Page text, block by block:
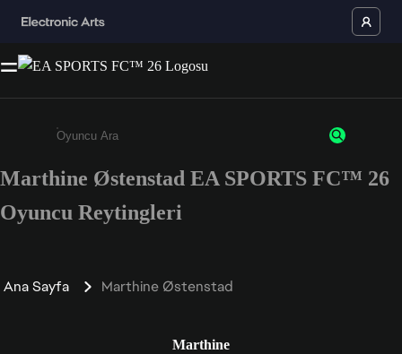
Enter a minimum of 3 characters or numbers
Marthine Østenstad EA SPORTS FC™ 26
Oyuncu Reytingleri
Ana Sayfa Marthine Østenstad
Marthine